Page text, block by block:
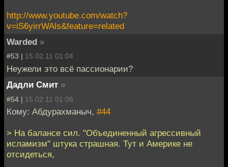
http://www.youtube.com/watch?
v=iS6yirrWAls&feature=related
Warded »
#53 | 15.02.11 01:04
Неужели это всё пассионарии?
Дадли Смит »
#54 | 15.02.11 01:06
Кому: Абдурахманыч, #44
> На балансе сил. "Объединенный агрессивный
исламизм" штука страшная. Тут и Америке не
отсидеться,